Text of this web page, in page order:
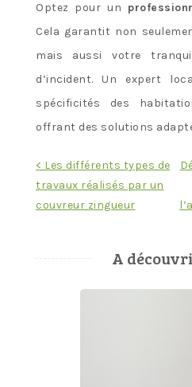
Optez pour un
Cela garantit non
mais aussi votre
d’incident. Un expert
spécificités des
offrant des solutions
Navigation
< Les différents types de
travaux réalisés par un
couvreur zingueur
A